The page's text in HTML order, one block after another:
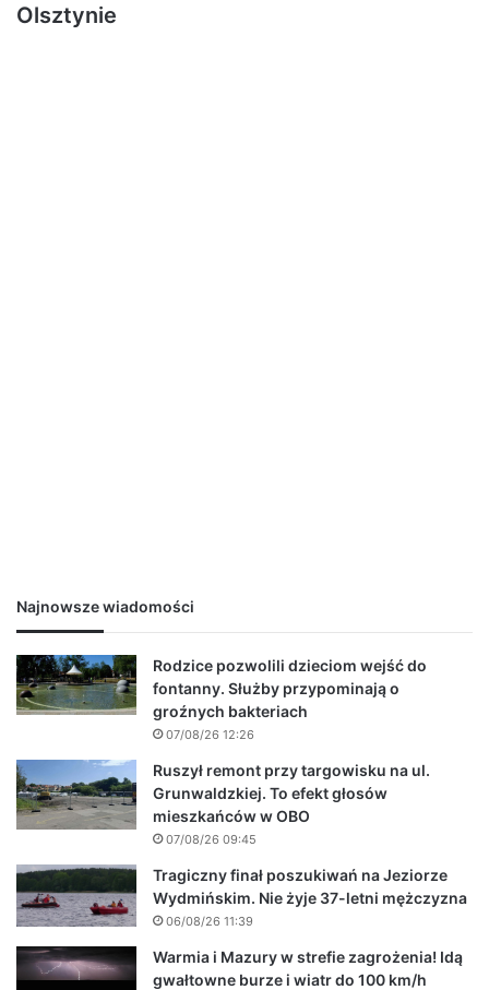
Olsztynie
Najnowsze wiadomości
Rodzice pozwolili dzieciom wejść do
fontanny. Służby przypominają o
groźnych bakteriach
07/08/26 12:26
Ruszył remont przy targowisku na ul.
Grunwaldzkiej. To efekt głosów
mieszkańców w OBO
07/08/26 09:45
Tragiczny finał poszukiwań na Jeziorze
Wydmińskim. Nie żyje 37-letni mężczyzna
06/08/26 11:39
Warmia i Mazury w strefie zagrożenia! Idą
gwałtowne burze i wiatr do 100 km/h